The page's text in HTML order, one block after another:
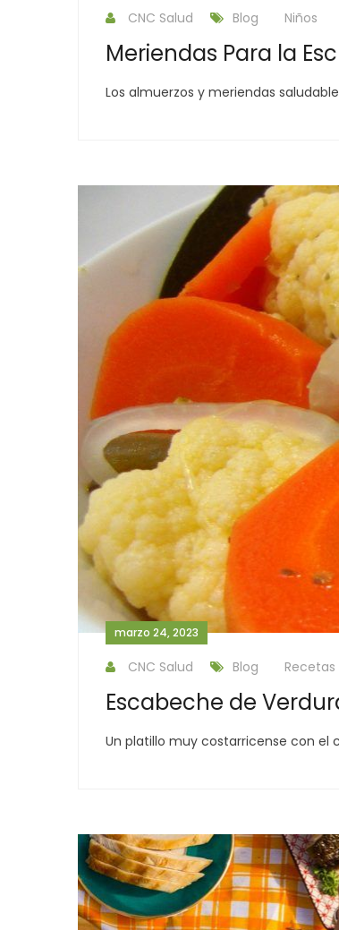
CNC Salud Blog Niños
Meriendas Para la
Los almuerzos y meriendas
marzo 24, 2023
CNC Salud Blog Recetas
Escabeche de
Un platillo muy costarricense con el